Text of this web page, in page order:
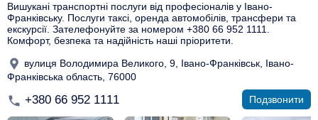
Вишукані транспортні послуги від професіоналів у Івано-
Франківську. Послуги таксі, оренда автомобілів, трансфери та
екскурсії. Зателефонуйте за номером +380 66 952 1111.
Комфорт, безпека та надійність наші пріоритети.
вулиця Володимира Великого, 9, Івано-Франківськ, Івано-
Франківська область, 76000
+380 66 952 1111 Подзвонити